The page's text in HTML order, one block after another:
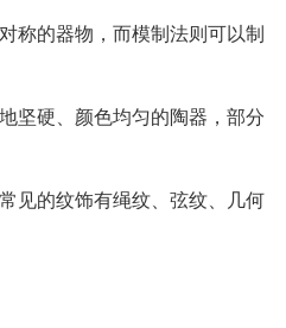
称的器物，而模制法则可以制
坚硬、颜色均匀的陶器，部分
见的纹饰有绳纹、弦纹、几何